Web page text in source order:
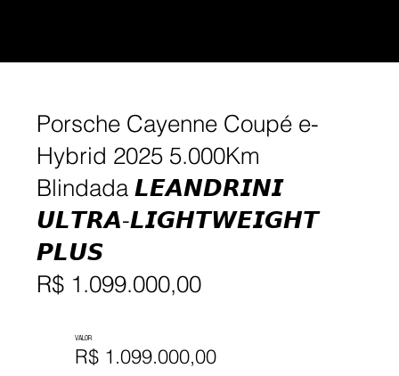
Porsche Cayenne Coupé e-
Hybrid 2025 5.000Km
Blindada 𝙇𝙀𝘼𝙉𝘿𝙍𝙄𝙉𝙄
𝙐𝙇𝙏𝙍𝘼-𝙇𝙄𝙂𝙃𝙏𝙒𝙀𝙄𝙂𝙃𝙏
𝙋𝙇𝙐𝙎
R$ 1.099.000,00
VALOR
R$ 1.099.000,00